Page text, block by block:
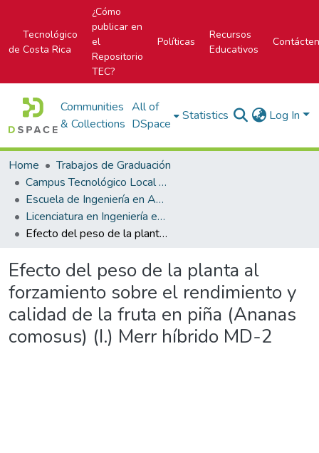
Tecnológico
de Costa Rica
¿Cómo
publicar en
el
Repositorio
TEC?
Políticas
Recursos
Educativos
Communities
& Collections
All of
DSpace
Statistics Log In
Home
Trabajos de Graduación
Campus Tecnológico Local San Carlos
Escuela de Ingeniería en Agronomía
Licenciatura en Ingeniería en Agronomía
Efecto del peso de la planta al forzamiento sobre el rendimiento y calidad de la fruta en piña (Ananas comosus) (I.) Merr híbrido MD-2
Efecto del peso de la planta al
forzamiento sobre el rendimiento y
calidad de la fruta en piña (Ananas
comosus) (I.) Merr híbrido MD-2